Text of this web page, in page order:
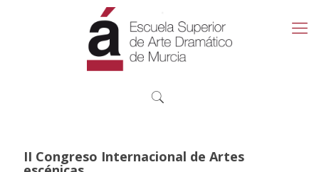
II Congreso Internacional de Artes